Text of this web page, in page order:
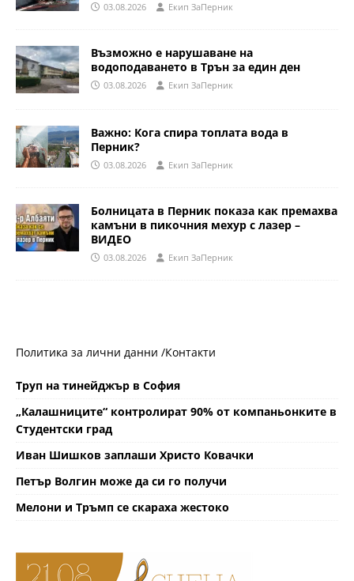
03.08.2026 Eкип ЗаПерник
Възможно е нарушаване на
водоподаването в Трън за един ден
03.08.2026 Eкип ЗаПерник
Важно: Кога спира топлата вода в
Перник?
03.08.2026 Eкип ЗаПерник
Болницата в Перник показа как премахва
камъни в пикочния мехур с лазер –
ВИДЕО
03.08.2026 Eкип ЗаПерник
Политика за лични данни /Контакти
Труп на тинейджър в София
„Калашниците“ контролират 90% от компаньонките в
Студентски град
Иван Шишков заплаши Христо Ковачки
Петър Волгин може да си го получи
Мелони и Тръмп се скараха жестоко